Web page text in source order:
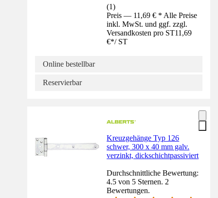
(1)
Preis — 11,69 € * Alle Preise
inkl. MwSt. und ggf. zzgl.
Versandkosten pro ST11,69
€*/ ST
Online bestellbar
Reservierbar
Kreuzgehänge Typ 126
schwer, 300 x 40 mm galv.
verzinkt, dickschichtpassiviert
Durchschnittliche Bewertung:
4.5 von 5 Sternen. 2
Bewertungen.